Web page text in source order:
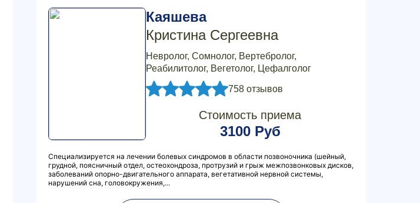
Каяшева
Кристина Сергеевна
Невролог, Сомнолог, Вертебролог,
Реабилитолог, Вегетолог, Цефалголог
758 отзывов
Стоимость приема
3100 Руб
Специализируется на лечении болевых синдромов в области позвоночника (шейный,
грудной, поясничный отдел, остеохондроза, протрузий и грыж межпозвонковых дисков,
заболеваний опорно-двигательного аппарата, вегетативной нервной системы,
нарушений сна, головокружения,...